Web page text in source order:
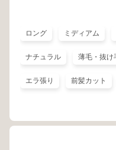
ロング ミディアム
ナチュラル 薄毛・抜け
エラ張り 前髪カット